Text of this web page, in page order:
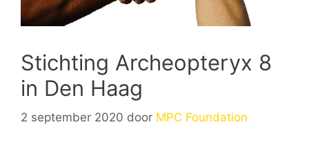
Stichting Archeopteryx 8
in Den Haag
2 september 2020 door MPC Foundation